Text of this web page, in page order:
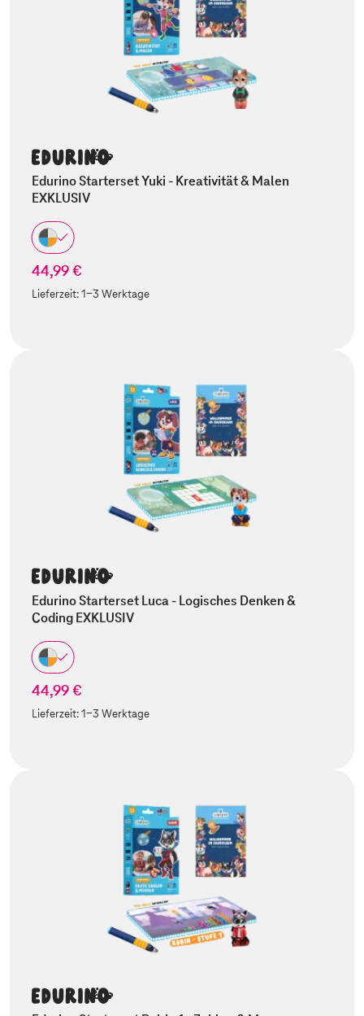
Edurino Starterset Yuki - Kreativität & Malen
EXKLUSIV
44,99 €
Lieferzeit:1-3 Werktage
Edurino Starterset Luca - Logisches Denken &
Coding EXKLUSIV
44,99 €
Lieferzeit:1-3 Werktage